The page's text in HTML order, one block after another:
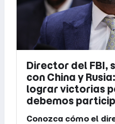
Director del FBI,
con China y
lograr victorias
debemos
Conozca cómo el